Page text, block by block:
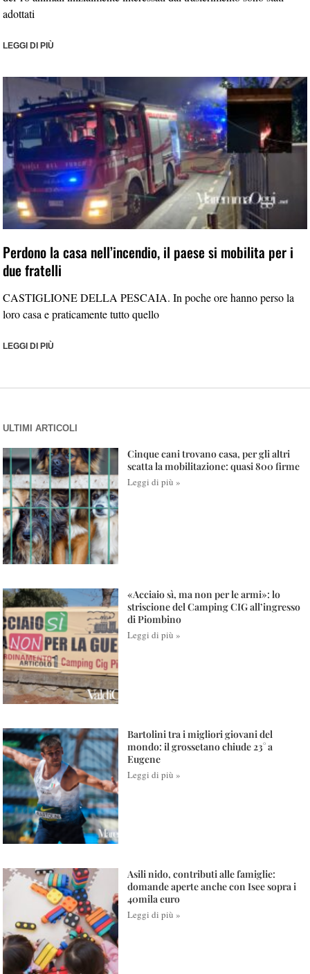
adottati
LEGGI DI PIÙ
Perdono la casa nell’incendio, il paese si mobilita per i
due fratelli
CASTIGLIONE DELLA PESCAIA. In poche ore hanno perso la
loro casa e praticamente tutto quello
LEGGI DI PIÙ
ULTIMI ARTICOLI
Cinque cani trovano casa, per gli altri
scatta la mobilitazione: quasi 800 firme
Leggi di più »
«Acciaio sì, ma non per le armi»: lo
striscione del Camping CIG all’ingresso
di Piombino
Leggi di più »
Bartolini tra i migliori giovani del
mondo: il grossetano chiude 23° a
Eugene
Leggi di più »
Asili nido, contributi alle famiglie:
domande aperte anche con Isee sopra i
40mila euro
Leggi di più »